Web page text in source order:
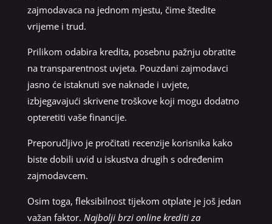
zajmodavaca na jednom mjestu, čime štedite
vrijeme i trud.
Prilikom odabira kredita, posebnu pažnju obratite
na transparentnost uvjeta. Pouzdani zajmodavci
jasno će istaknuti sve naknade i uvjete,
izbjegavajući skrivene troškove koji mogu dodatno
opteretiti vaše financije.
Preporučljivo je pročitati recenzije korisnika kako
biste dobili uvid u iskustva drugih s određenim
zajmodavcem.
Osim toga, fleksibilnost tijekom otplate je još jedan
važan faktor. Najbolji brzi online krediti za